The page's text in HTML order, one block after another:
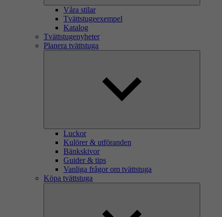
Våra stilar
Tvättstugeexempel
Katalog
Tvättstugenyheter
Planera tvättstuga
Luckor
Kulörer & utföranden
Bänkskivor
Guider & tips
Vanliga frågor om tvättstuga
Köpa tvättstuga